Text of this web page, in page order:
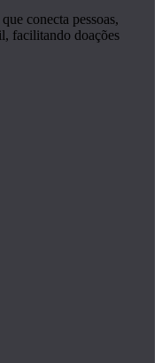
conecta pessoas,
facilitando doações